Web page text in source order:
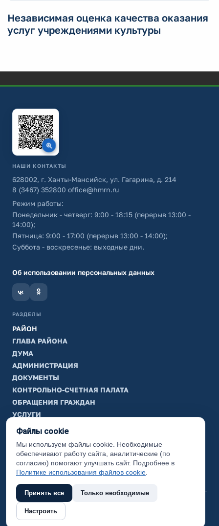
Независимая оценка качества оказания
услуг учреждениями культуры
НАШИ КОНТАКТЫ
628002, г. Ханты-Мансийск, ул. Гагарина, д. 214
8 (3467) 352800 office@hmrn.ru
Режим работы:
Понедельник - четверг: 9:00 - 18:15 (перерыв 13:00 -
14:00);
Пятница: 9:00 - 17:00 (перерыв 13:00 - 14:00);
Суббота - воскресенье: выходные дни.
Об использовании персональных данных
РАЗДЕЛЫ
РАЙОН
ГЛАВА РАЙОНА
ДУМА
АДМИНИСТРАЦИЯ
ДОКУМЕНТЫ
КОНТРОЛЬНО-СЧЕТНАЯ ПАЛАТА
ОБРАЩЕНИЯ ГРАЖДАН
УСЛУГИ
ТИК
ИНФОРМАЦИЯ
Законодательная карта
Карта сайта
(с) 2017 Ханты-Мансийский район, официальный сайт
администрации
Файлы cookie
Мы используем файлы cookie. Необходимые
обеспечивают работу сайта, аналитические (по
согласию) помогают улучшать сайт. Подробнее в
Политике использования файлов cookie
Принять все Только необходимые
Настроить